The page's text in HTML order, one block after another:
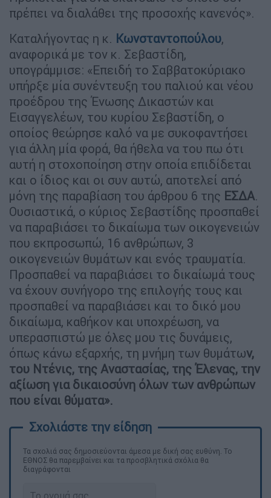
πρέπει να διαλάθει της προσοχής κανενός».
Καταλήγοντας η κ. Κωνσταντοπούλου,
αναφορικά με τον κ. Σεβαστίδη,
υπογράμμισε: «Επειδή το Σαββατοκύριακο
υπήρξε μία συνέντευξη του παλιού και νέου
προέδρου της Ένωσης Δικαστών και
Εισαγγελέων, του κυρίου Σεβαστίδη, ο
οποίος θεώρησε καλό να με συκοφαντήσει
για άλλη μία φορά, θα ήθελα να του πω ότι
αυτή η στοχοποίηση στην οποία επιδίδεται
και ο ίδιος και οι συν αυτώ, αποτελεί από
μόνη της παραβίαση του άρθρου 6 της ΕΣΔΑ.
Ουσιαστικά, ο κύριος Σεβαστίδης προσπαθεί
να παραβιάσει το δικαίωμα των οικογενειών
που εκπροσωπώ, 16 ανθρώπων, 3
οικογενειών θυμάτων και ενός τραυματία.
Προσπαθεί να παραβιάσει το δικαίωμά τους
να έχουν συνήγορο της επιλογής τους και
προσπαθεί να παραβιάσει και το δικό μου
δικαίωμα, καθήκον και υποχρέωση, να
υπερασπιστώ με όλες μου τις δυνάμεις,
όπως κάνω εξαρχής, τη μνήμη των θυμάτων,
του Ντένις, της Αναστασίας, της Έλενας, την
αξίωση για δικαιοσύνη όλων των ανθρώπων
που είναι θύματα».
Τα σχολιά σας δημοσιεύονται άμεσα με δική σας ευθύνη. Το
ΕΘΝΟΣ θα παρεμβαίνει και τα προσβλητικά σχόλια θα
διαγράφονται